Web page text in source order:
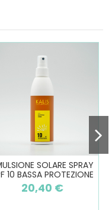
SOLARE SPRAY
10 BASSA PROTEZIONE
20,40 €